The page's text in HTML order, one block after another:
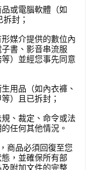
品或電腦軟體（如
拆封；
形媒介提供的數位內
書、影音串流服
）並經您事先同意
用品（如內衣褲、
）且已拆封；
規、裁定、命令或法
任何其他情況。
商品必須回復至您
，並確保所有部
附加文件的完整